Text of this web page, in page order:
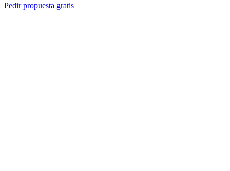
Pedir propuesta gratis